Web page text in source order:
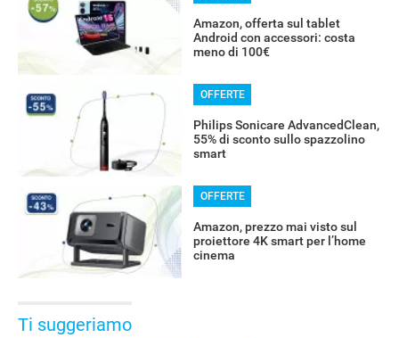
Amazon, offerta sul tablet
Android con accessori: costa
meno di 100€
OFFERTE
Philips Sonicare AdvancedClean,
55% di sconto sullo spazzolino
smart
OFFERTE
Amazon, prezzo mai visto sul
proiettore 4K smart per l’home
cinema
Ti suggeriamo